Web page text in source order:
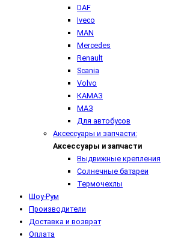
DAF
Iveco
MAN
Mercedes
Renault
Scania
Volvo
КАМАЗ
МАЗ
Для автобусов
Аксессуары и запчасти:
Аксессуары и запчасти
Выдвижные крепления
Солнечные батареи
Термочехлы
Шоу-Рум
Производители
Доставка и возврат
Оплата